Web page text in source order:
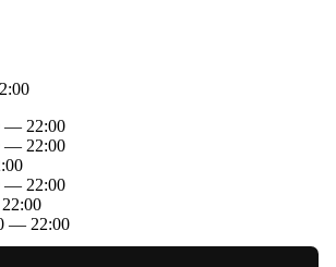
— 22:00
— 22:00
— 22:00
— 22:00